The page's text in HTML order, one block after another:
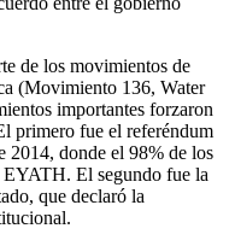
de los movimientos de
(Movimiento 136, Water
importantes forzaron
primero fue el referéndum
2014, donde el 98% de los
El segundo fue la
que declaró la